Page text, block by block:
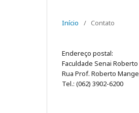
Início / Contato
Endereço postal:
Faculdade Senai
Rua Prof. Roberto
Tel.: (062) 3902-6200